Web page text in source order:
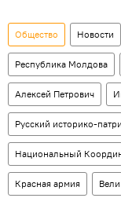
Общество Новости
Республика Молдова
Алексей Петрович
Русский историко-
Национальный
Красная армия